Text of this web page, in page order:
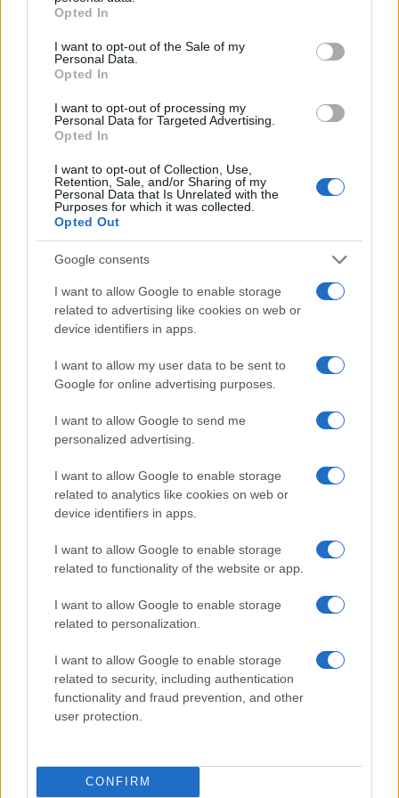
grant or deny consent to Google and its third-party tags to
use your data for below specified purposes in below Google
consent section.
Opted In
I want to opt-out of the Sale of my
Personal Data.
Opted In
I want to opt-out of processing my
Personal Data for Targeted Advertising.
Opted In
I want to opt-out of Collection, Use,
Retention, Sale, and/or Sharing of my
Personal Data that Is Unrelated with the
Purposes for which it was collected.
Opted Out
Google consents
I want to allow Google to enable storage
related to advertising like cookies on web or
device identifiers in apps.
I want to allow my user data to be sent to
Google for online advertising purposes.
I want to allow Google to send me
personalized advertising.
I want to allow Google to enable storage
related to analytics like cookies on web or
device identifiers in apps.
I want to allow Google to enable storage
related to functionality of the website or app.
I want to allow Google to enable storage
related to personalization.
I want to allow Google to enable storage
related to security, including authentication
functionality and fraud prevention, and other
user protection.
CONFIRM
készítése túl bonyolult lenne, késes támadás
mellett döntött. A merénylet előtti napon egy
zürichi bevásárlóközpontban henteskést
utánanézett, mikor gyűlnek össze imára a
helyi zsidók. A nyomozás szerint célja az volt,
hogy „a lehető legtöbb zsidót megölje.”
Zürichben egy ortodox zsidó férfit
A védelem enyhébb minősítést kért
A vádlott ügyvédje azt kérte a bíróságtól,
hogy védencét ne emberölési kísérlet, hanem
enyhébb minősítésű emberölés miatt ítéljék
el. Emellett vitatta azt is, hogy a fiú további
emberek meggyilkolását tervezte volna.
A védelem végrehajtásában felfüggesztett
hat hónapos börtönbüntetést, pártfogói
felügyeletet és ambuláns pszichológiai
kezelést indítványozott.
Az ügy ismét ráirányította a figyelmet arra,
hogy 2023. október 7. óta jelentősen
megszaporodtak az antiszemita támadások
Európában, valamint arra a vitára, hogy a
kellően szigorúan lépnek-e fel az olyan